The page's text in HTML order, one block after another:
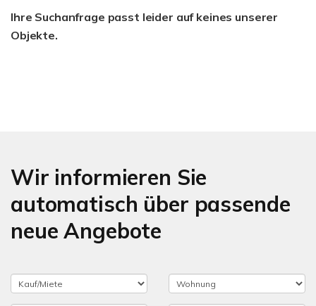
Ihre Suchanfrage passt leider auf keines unserer
Objekte.
Wir informieren Sie
automatisch über passende
neue Angebote